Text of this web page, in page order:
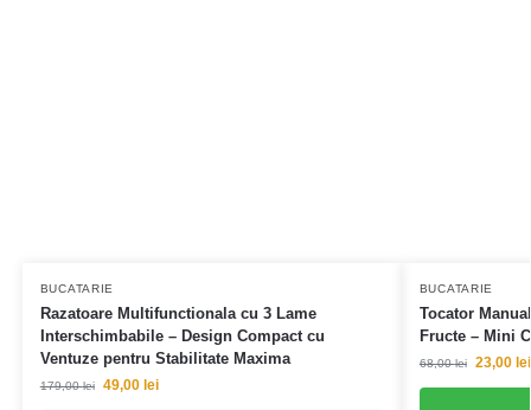
BUCATARIE
Razatoare Multifunctionala cu 3 Lame
Interschimbabile – Design Compact cu
Ventuze pentru Stabilitate Maxima
179,00lei 49,00 lei
BUCATARIE
Tocator
Fructe – Mini
68,00lei 23,00 lei